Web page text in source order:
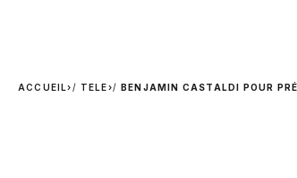
ACCUEIL› TELE› BENJAMIN CASTALDI POUR